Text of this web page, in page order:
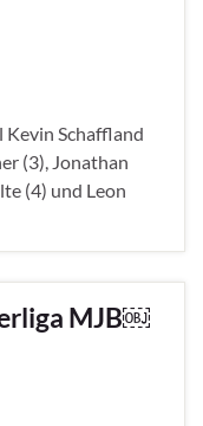
Kevin Schaffland
(3), Jonathan
(4) und Leon
MJB￼